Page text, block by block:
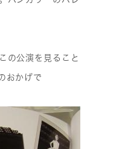
公演を見ること
のおかげで